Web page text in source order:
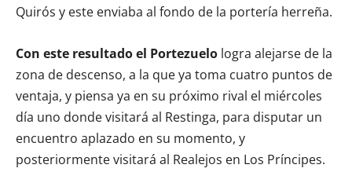
Quirós y este enviaba al fondo de la portería herreña.
Con este resultado el Portezuelo logra alejarse de la
zona de descenso, a la que ya toma cuatro puntos de
ventaja, y piensa ya en su próximo rival el miércoles
día uno donde visitará al Restinga, para disputar un
encuentro aplazado en su momento, y
posteriormente visitará al Realejos en Los Príncipes.